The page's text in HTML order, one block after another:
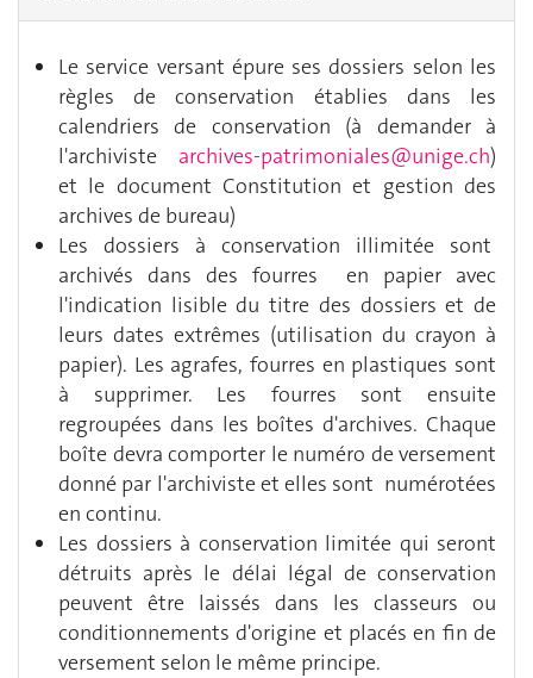
Le service versant épure ses dossiers selon les
règles de conservation établies dans les
calendriers de conservation (à demander à
l'archiviste archives-patrimoniales@unige.ch)
et le document Constitution et gestion des
archives de bureau)
Les dossiers à conservation illimitée sont
archivés dans des fourres en papier avec
l'indication lisible du titre des dossiers et de
leurs dates extrêmes (utilisation du crayon à
papier). Les agrafes, fourres en plastiques sont
à supprimer. Les fourres sont ensuite
regroupées dans les boîtes d'archives. Chaque
boîte devra comporter le numéro de versement
donné par l'archiviste et elles sont numérotées
en continu.
Les dossiers à conservation limitée qui seront
détruits après le délai légal de conservation
peuvent être laissés dans les classeurs ou
conditionnements d'origine et placés en fin de
versement selon le même principe.